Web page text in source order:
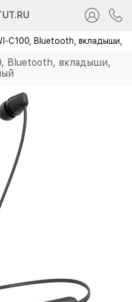
C100, Bluetooth, вкладыши,
Bluetooth, вкладыши,